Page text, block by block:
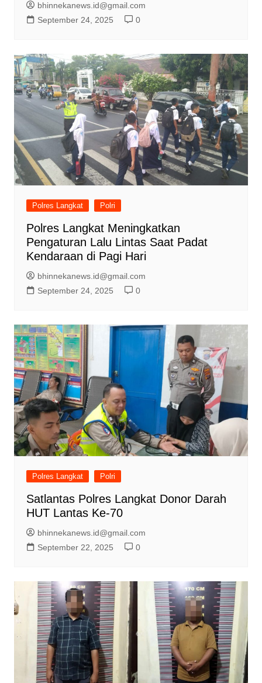
bhinnekanews.id@gmail.com
September 24, 2025
0
Polres Langkat Polri
Polres Langkat Meningkatkan
Pengaturan Lalu Lintas Saat Padat
Kendaraan di Pagi Hari
bhinnekanews.id@gmail.com
September 24, 2025
0
Polres Langkat Polri
Satlantas Polres Langkat Donor Darah
HUT Lantas Ke-70
bhinnekanews.id@gmail.com
September 22, 2025
0